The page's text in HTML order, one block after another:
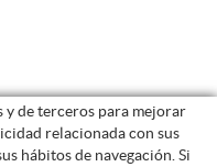
y de terceros para mejorar
relacionada con sus
hábitos de navegación. Si